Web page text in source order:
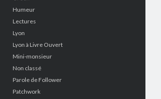
Humeur
Lectures
Lyon
Lyon à Livre Ouvert
Mini-monsieur
Non classé
Parole de Follower
Patchwork